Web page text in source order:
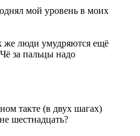
мой уровень в моих
же люди умудряются ещё
за пальцы надо
такте (в двух шагах)
шестнадцать?